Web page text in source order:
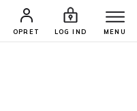
OPRET LOG IND MENU
SØG PROFIL